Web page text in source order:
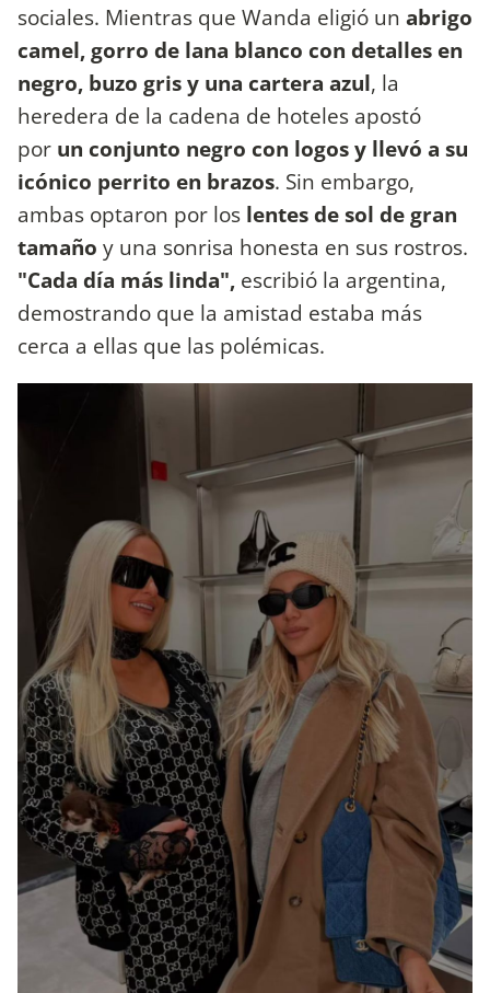
sociales. Mientras que Wanda eligió un abrigo
camel, gorro de lana blanco con detalles en
negro, buzo gris y una cartera azul, la
heredera de la cadena de hoteles apostó
por un conjunto negro con logos y llevó a su
icónico perrito en brazos. Sin embargo,
ambas optaron por los lentes de sol de gran
tamaño y una sonrisa honesta en sus rostros.
"Cada día más linda", escribió la argentina,
demostrando que la amistad estaba más
cerca a ellas que las polémicas.